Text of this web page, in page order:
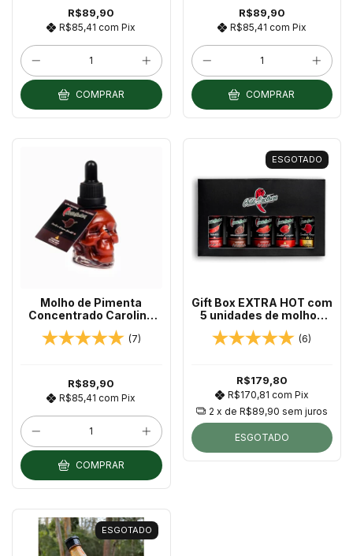
R$89,90
R$85,41com Pix
COMPRAR
R$89,90
R$85,41 com Pix
COMPRAR
Molho de Pimenta
Concentrado Carolina
Reaper ( CHOCOLATE )
Caveira 30ml Chilli
(7)
R$89,90
R$85,41com Pix
COMPRAR
ESGOTADO
Gift Box EXTRA HOT com
5 unidades de molhos
60ml Chilli Brothers
(6)
R$179,80
R$170,81 com Pix
2 x de R$89,90 sem juros
ESGOTADO
ESGOTADO